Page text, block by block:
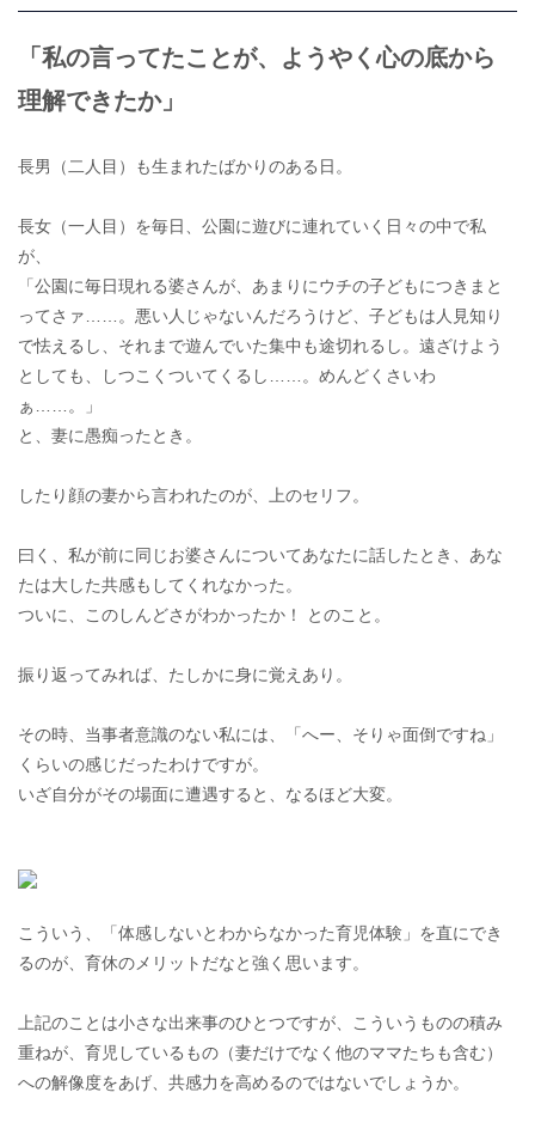
「私の言ってたことが、ようやく心の底から
理解できたか」
長男（二人目）も生まれたばかりのある日。
長女（一人目）を毎日、公園に遊びに連れていく日々の中で私
が、
「公園に毎日現れる婆さんが、あまりにウチの子どもにつきまと
ってさァ……。悪い人じゃないんだろうけど、子どもは人見知り
で怯えるし、それまで遊んでいた集中も途切れるし。遠ざけよう
としても、しつこくついてくるし……。めんどくさいわ
ぁ……。」
と、妻に愚痴ったとき。
したり顔の妻から言われたのが、上のセリフ。
曰く、私が前に同じお婆さんについてあなたに話したとき、あな
たは大した共感もしてくれなかった。
ついに、このしんどさがわかったか！ とのこと。
振り返ってみれば、たしかに身に覚えあり。
その時、当事者意識のない私には、「へー、そりゃ面倒ですね」
くらいの感じだったわけですが。
いざ自分がその場面に遭遇すると、なるほど大変。
こういう、「体感しないとわからなかった育児体験」を直にでき
るのが、育休のメリットだなと強く思います。
上記のことは小さな出来事のひとつですが、こういうものの積み
重ねが、育児しているもの（妻だけでなく他のママたちも含む）
への解像度をあげ、共感力を高めるのではないでしょうか。